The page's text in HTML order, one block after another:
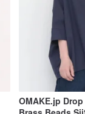
OMAKE.jp